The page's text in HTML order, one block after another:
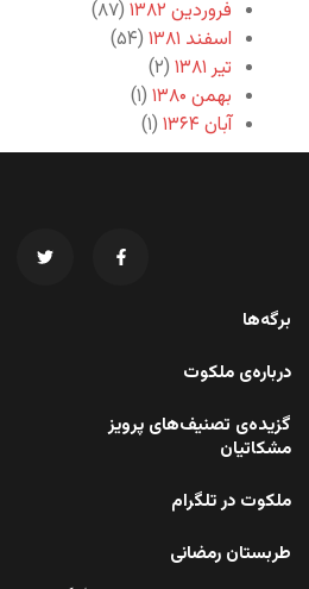
فروردین ۱۳۸۲
(۸۷)
اسفند ۱۳۸۱
(۵۴)
تیر ۱۳۸۱
(۲)
بهمن ۱۳۸۰
(۱)
آبان ۱۳۶۴
(۱)
برگه‌ها
درباره‌ی ملکوت
گزیده‌ی تصنیف‌های پرویز
مشکاتیان
ملکوت در تلگرام
طربستان رمضانی